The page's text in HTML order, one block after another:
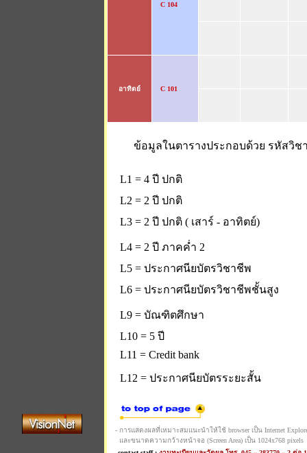
C 104
อาทิตย์ C 101
ข้อมูลในตารางประกอบด้วย รหัสวิ
L1 = 4 ปี ปกติ
L2 = 2 ปี ปกติ
L3 = 2 ปี ปกติ ( เสาร์ - อาทิตย์)
L4 = 2 ปี ภาคค่ำ 2
L5 = ประกาศนียบัตรวิชาชีพ
L6 = ประกาศนียบัตรวิชาชีพชั้นสูง
L9 = บัณฑิตศึกษา
L10 = 5 ปี
L11 = Credit bank
L12 = ประกาศนียบัตรระยะสั้น
- การแสดงผลที่เหมาะสมแนะนำให้ใช้ browser เป็น Internet
และขนาดความกว้างหน้าจอ (Screen Area) เป็น 1024x768 pixels